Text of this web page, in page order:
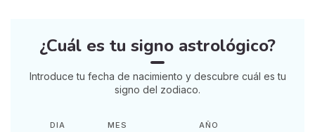
¿Cuál es tu signo astrológico?
Introduce tu fecha de nacimiento y descubre cuál es tu
signo del zodiaco.
DIA MES AÑO